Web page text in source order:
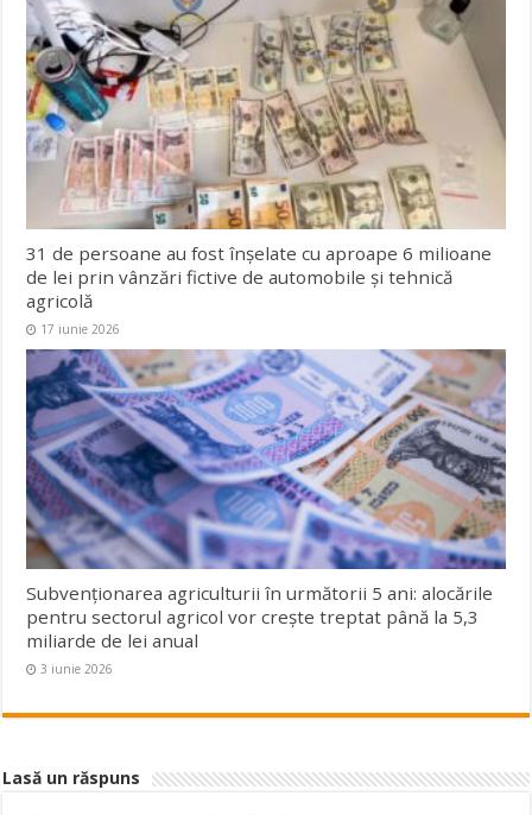
31 de persoane au fost înșelate cu aproape 6 milioane
de lei prin vânzări fictive de automobile și tehnică
agricolă
17 iunie 2026
Subvenționarea agriculturii în următorii 5 ani: alocările
pentru sectorul agricol vor crește treptat până la 5,3
miliarde de lei anual
3 iunie 2026
Lasă un răspuns